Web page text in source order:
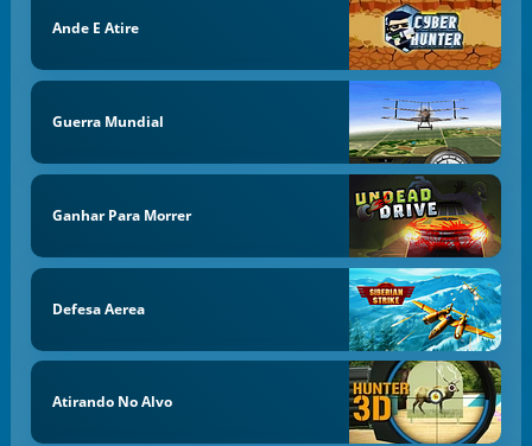
Ande E Atire
Guerra Mundial
Ganhar Para Morrer
Defesa Aerea
Atirando No Alvo